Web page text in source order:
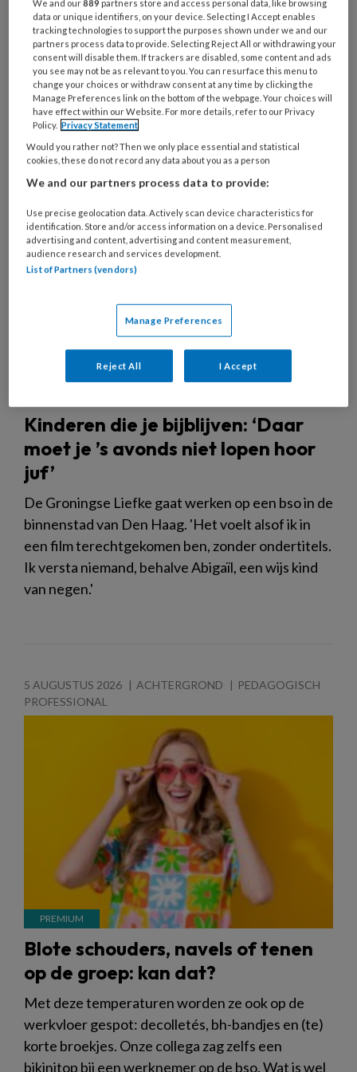
redenen. Op twee staan psychische klachten,
overspannenheid en burn-out. Dit meldt het
Centraal Bureau voor de Statistiek (CBS).
6 AUGUSTUS 2026 ACHTERGROND
PEDAGOGISCH
PROFESSIONAL
Kinderen die je bijblijven: ‘Daar
moet je ’s avonds niet lopen hoor
juf’
De Groningse Liefke gaat werken op een bso in de
binnenstad van Den Haag. 'Het voelt alsof ik in
een film terechtgekomen ben, zonder ondertitels.
Ik versta niemand, behalve Abigaïl, een wijs kind
van negen.'
5 AUGUSTUS 2026 ACHTERGROND
PEDAGOGISCH
PROFESSIONAL
Blote schouders, navels of tenen
op de groep: kan dat?
Met deze temperaturen worden ze ook op de
werkvloer gespot: decolletés, bh-bandjes en (te)
korte broekjes. Onze collega zag zelfs een
bikinitop bij een werknemer op de bso. Wat is wel
We and our889 partners store and access personal data, like browsing
data or unique identifiers, on your device. Selecting I Accept enables
tracking technologies to support the purposes shown under we and our
partners process data to provide. Selecting Reject All or withdrawing your
consent will disable them. If trackers are disabled, some content and ads
you see may not be as relevant to you. You can resurface this menu to
change your choices or withdraw consent at any time by clicking the
Manage Preferences link on the bottom of the webpage. Your choices will
have effect within our Website. For more details, refer to our Privacy
Policy. Privacy Statement
Would you rather not? Then we only place essential and statistical
cookies, these do not record any data about you as a person
We and our partners process data to provide:
Use precise geolocation data. Actively scan device characteristics for
identification. Store and/or access information on a device. Personalised
advertising and content, advertising and content measurement,
audience research and services development.
List of Partners (vendors)
Manage Preferences
Reject All I Accept